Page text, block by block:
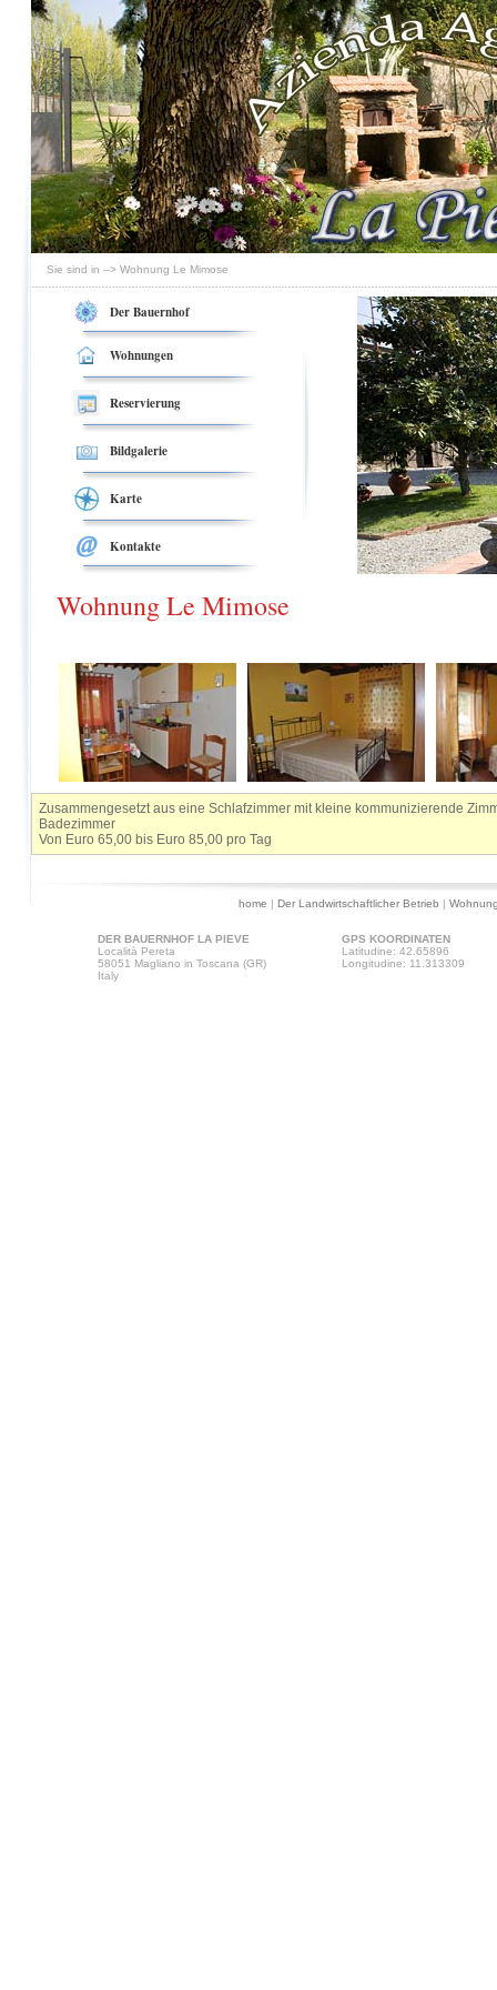
Sie sind in --> Wohnung Le Mimose
Der Bauernhof
Wohnungen
Reservierung
Bildgalerie
Karte
Kontakte
Wohnung Le Mimose
Zusammengesetzt aus eine Schlafzimmer mit kleine kommunizierende
Badezimmer
Von Euro 65,00 bis Euro 85,00 pro Tag
home | Der Landwirtschaftlicher Betrieb |
DER BAUERNHOF LA PIEVE
Località Pereta
58051 Magliano in Toscana (GR)
Italy
GPS KOORDINATEN
Latitudine: 42.65896
Longitudine: 11.313309